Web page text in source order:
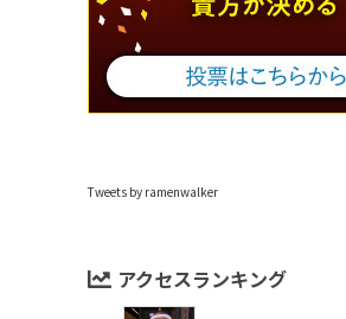
Tweets by ramenwalker
アクセスランキング